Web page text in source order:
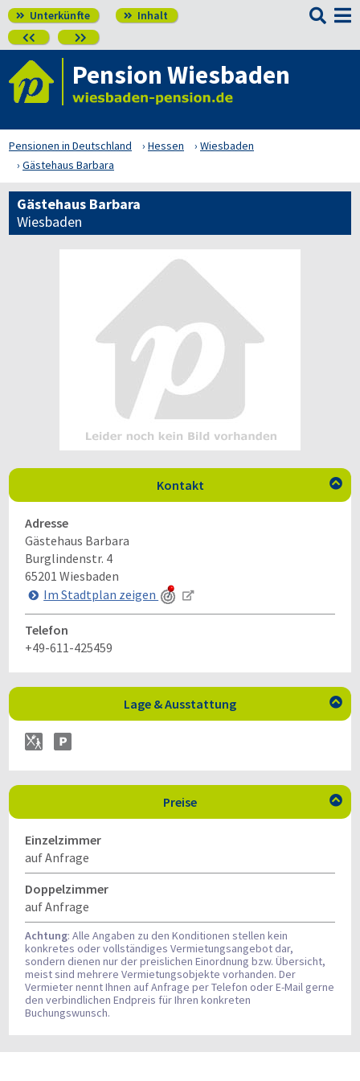
 Unterkünfte  Inhalt
 

Pension Wiesbaden
Pensionen in Deutschland Hessen
Wiesbaden
Gästehaus Barbara
Gästehaus Barbara
Wiesbaden
Kontakt 
Adresse
Gästehaus Barbara
Burglindenstr. 4
65201 Wiesbaden
Im Stadtplan zeigen
Telefon
+49-611-425459
Lage & Ausstattung 
Preise 
Einzelzimmer
auf Anfrage
Doppelzimmer
auf Anfrage
Achtung: Alle Angaben zu den Konditionen stellen kein
konkretes oder vollständiges Vermietungsangebot dar,
sondern dienen nur der preislichen Einordnung bzw. Übersicht,
meist sind mehrere Vermietungsobjekte vorhanden. Der
Vermieter nennt Ihnen auf Anfrage per Telefon oder E-Mail gerne
den verbindlichen Endpreis für Ihren konkreten
Buchungswunsch.